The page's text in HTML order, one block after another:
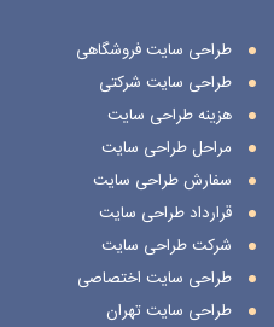
طراحی سایت فروشگاهی
طراحی سایت شرکتی
هزینه طراحی سایت
مراحل طراحی سایت
سفارش طراحی سایت
قرارداد طراحی سایت
شرکت طراحی سایت
طراحی سایت اختصاصی
طراحی سایت تهران